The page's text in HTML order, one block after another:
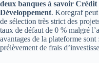
deux banques à savoir
Développement. Koregraf
de sélection très strict des
taux de défaut de 0 % malgré
avantages de la plateforme
prélèvement de frais